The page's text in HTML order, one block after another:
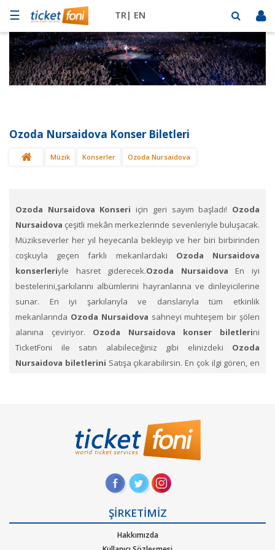
☰ TR| EN
Futbol
Basketbol
Mekanlar
Diğer
SAT
Ozoda Nursaidova Konser Biletleri
Müzik Konserler Ozoda Nursaidova
Ozoda Nursaidova Konser​i için geri sayım başladı! Ozoda
Nursaidova çeşitli mekân merkezlerinde sevenleriyle buluşacak.
Müzikseverler her yıl heyecanla bekleyip ve her biri birbirinden
coşkuyla geçen farklı mekanlardaki Ozoda Nursaidova
konserleriyle hasret giderecek.Ozoda Nursaidova En iyi
bestelerini,şarkılarını albümlerini hayranlarına ve dinleyicilerine
sunar. En iyi şarkılarıyla ve danslarıyla tüm etkinlik
mekanlarında Ozoda Nursaidova sahneyi muhteşem bir şölen
alanına çeviriyor. Ozoda Nursaidova konser biletlerini
TicketFoni ile satın alabileceğiniz gibi elinizdeki Ozoda
Nursaidova biletlerini Satışa çıkarabilirsin. En çok ilgi gören, en
konserlerin biletini Ticketfoni üzerinden satın alabilirsin. Profil
sayfanızda biletin ne şekilde size ulaştırılacağını ve hangi zaman
diliminde sizde olacağını size yapacağımız bildirimlerle haberdar
Konseri etkinlik biletleri satın
Ticketfoni üzerindenOzoda Nursaidova
sanatçının ve müzik gruplarının konserlerine, müzik festivallerine,
sahne etkinliklerine en uygun ve hızlı bir şekilde bilet satın
ŞİRKETİMİZ
Hakkımızda